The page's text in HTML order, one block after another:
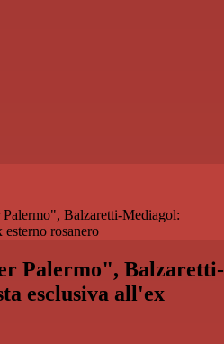
Balzaretti-Mediagol:
rosanero
Palermo", Balzaretti-
esclusiva all'ex